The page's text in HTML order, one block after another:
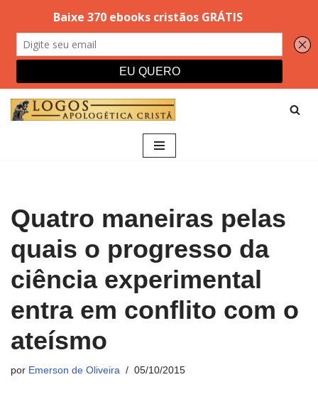
Quatro maneiras pelas
quais o progresso da
ciência experimental
entra em conflito com o
ateísmo
por Emerson de Oliveira 05/10/2015